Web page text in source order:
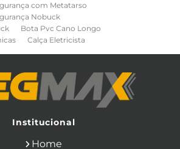
com Metatarso
Nobuck
Bota Pvc Cano Longo
Calça Eletricista
para Eletricista
Paraquedista
Cone de Sinalização
de Construcao Civil
Eletricas
Institucional
Home